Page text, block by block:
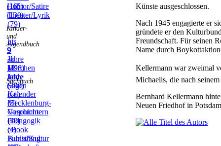
(115)
(16)
Humor/Satire
(130)
Theater/Lyrik
(79)
Kinder-
und
Jugendbuch
bis
9
Jahre
(198)
9
–
11
Jahre
(272)
ab
12
Jahre
(306)
Märchen
und
Sagen
(66)
Sachbuch
Kalender
(5)
Mecklenburg-
Vorpommern
(36)
Geschichte
(70)
Pädagogik
(4)
eBook
Publishing
Kunst/Kultur
Künste ausgeschlossen.
Nach 1945 engagierte er
gründete er den
Freundschaft. Für seinen
Name durch
Kellermann war zweimal
Michaelis, die nach
Bernhard Kellermann
Neuen Friedhof in